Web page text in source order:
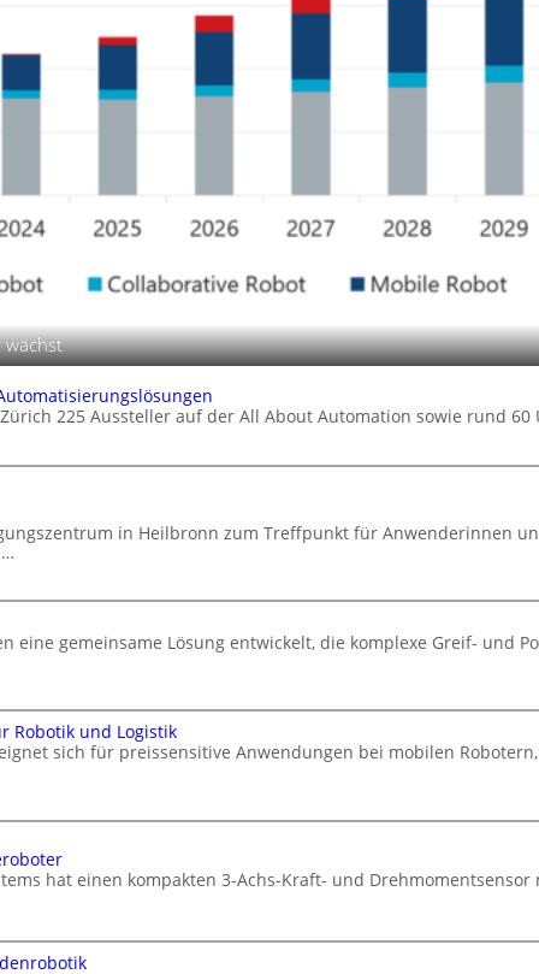
225 Aussteller auf der All About Automation sowie rund
in Heilbronn zum Treffpunkt für Anwenderinnen
eine gemeinsame Lösung entwickelt, die komplexe Greif- und
Robotik und Logistik
sich für preissensitive Anwendungen bei mobilen
hat einen kompakten 3-Achs-Kraft- und